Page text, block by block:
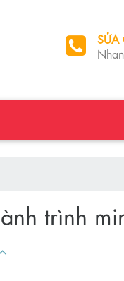
SỬA
trình